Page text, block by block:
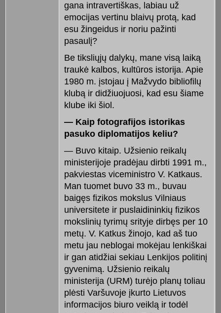
gana intravertiškas, labiau už
emocijas vertinu blaivų protą, kad
esu žingeidus ir noriu pažinti
pasaulį?
Be tiksliųjų dalykų, mane visą laiką
traukė kalbos, kultūros istorija. Apie
1980 m. įstojau į Mažvydo bibliofilų
klubą ir didžiuojuosi, kad esu šiame
klube iki šiol.
— Kaip fotografijos istorikas
pasuko diplomatijos keliu?
— Buvo kitaip. Užsienio reikalų
ministerijoje pradėjau dirbti 1991 m.,
pakviestas viceministro V. Katkaus.
Man tuomet buvo 33 m., buvau
baigęs fizikos mokslus Vilniaus
universitete ir puslaidininkių fizikos
mokslinių tyrimų srityje dirbęs per 10
metų. V. Katkus žinojo, kad aš tuo
metu jau neblogai mokėjau lenkiškai
ir gan atidžiai sekiau Lenkijos politinį
gyvenimą. Užsienio reikalų
ministerija (URM) turėjo planų toliau
plėsti Varšuvoje įkurto Lietuvos
informacijos biuro veiklą ir todėl